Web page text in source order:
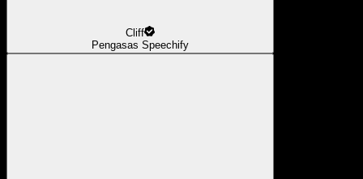
Cliff
Pengasas Speechify